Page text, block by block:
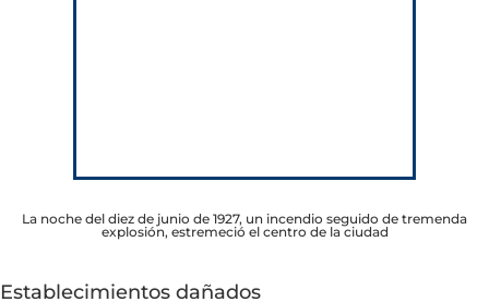
La noche del diez de junio de 1927, un incendio seguido de tremenda
explosión, estremeció el centro de la ciudad
Establecimientos dañados